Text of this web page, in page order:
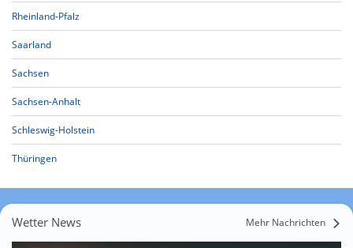
Rheinland-Pfalz
Saarland
Sachsen
Sachsen-Anhalt
Schleswig-Holstein
Thüringen
Wetter News Mehr Nachrichten